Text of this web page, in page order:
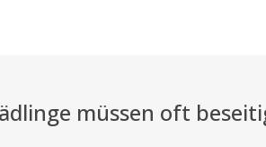
müssen oft